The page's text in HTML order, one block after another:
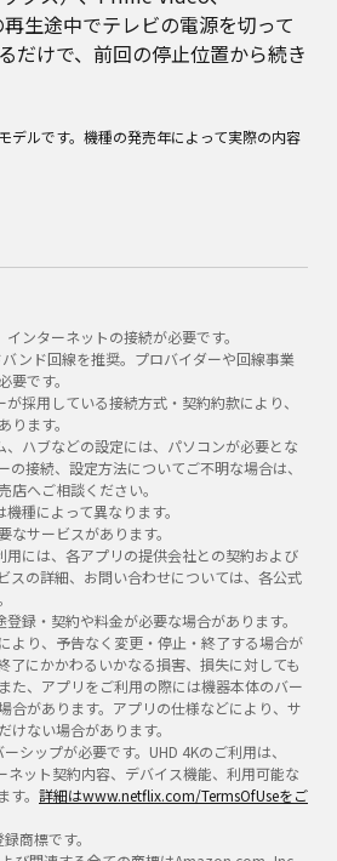
生途中でテレビの電源を切って
だけで、前回の停止位置から続き
デルです。機種の発売年によって実際の内容
ンターネットの接続が必要です。
ンド回線を推奨。プロバイダーや回線事業
です。
採用している接続方式・契約約款により、
ります。
、ハブなどの設定には、パソコンが必要とな
の接続、設定方法についてご不明な場合は、
店へご相談ください。
種によって異なります。
なサービスがあります。
用には、各アプリの提供会社との契約および
スの詳細、お問い合わせについては、各公式
録・契約や料金が必要な場合があります。
より、予告なく変更・停止・終了する場合が
了にかかわるいかなる損害、損失に対しても
た、アプリをご利用の際には機器本体のバー
合があります。アプリの仕様などにより、サ
ない場合があります。
シップが必要です。UHD 4Kのご利用は、
ネット契約内容、デバイス機能、利用可能な
。 詳細はwww.netflix.com/TermsOfUseをご
商標です。